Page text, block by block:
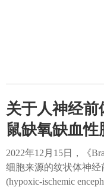
关于人神经
鼠缺氧缺血
2022年12月15日，《
细胞来源的纹状体神
(hypoxic-ischemic